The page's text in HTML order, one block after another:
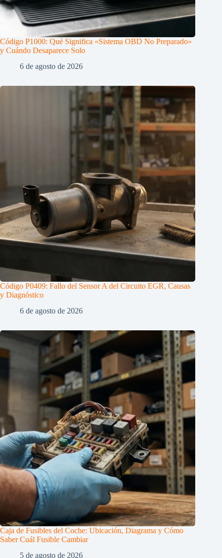
Código P1000: Qué Significa «Sistema OBD No Preparado»
y Cuándo Desaparece Solo
6 de agosto de 2026
Código P0409: Fallo del Sensor A del Circuito EGR, Causas
y Diagnóstico
6 de agosto de 2026
Caja de Fusibles del Coche: Ubicación, Diagrama y Cómo
Saber Cuál Fusible Cambiar
5 de agosto de 2026